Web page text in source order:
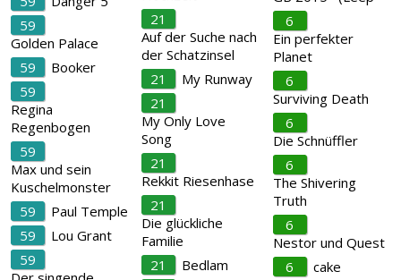
59
Golden Palace
59
Booker
59
Regina
Regenbogen
59
Max und sein
Kuschelmonster
59
Paul Temple
59
Lou Grant
59
21
Auf der Suche nach
der Schatzinsel
21
My Runway
21
My Only Love
Song
21
Rekkit Riesenhase
21
Die glückliche
Familie
21
Bedlam
6
Ein perfekter
Planet
6
Surviving Death
6
Die Schnüffler
6
The Shivering
Truth
6
Nestor und Quest
6
cake